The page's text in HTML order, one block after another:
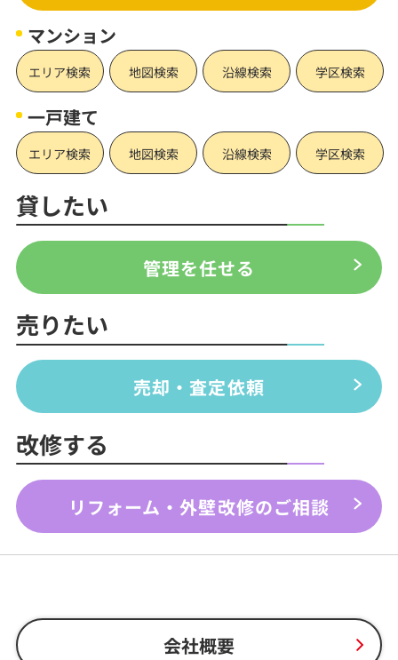
マンション
エリア検索 地図検索 沿線検索 学区検索
一戸建て
エリア検索 地図検索 沿線検索 学区検索
貸したい
管理を任せる
売りたい
売却・査定依頼
改修する
リフォーム・外壁改修のご相談
会社概要